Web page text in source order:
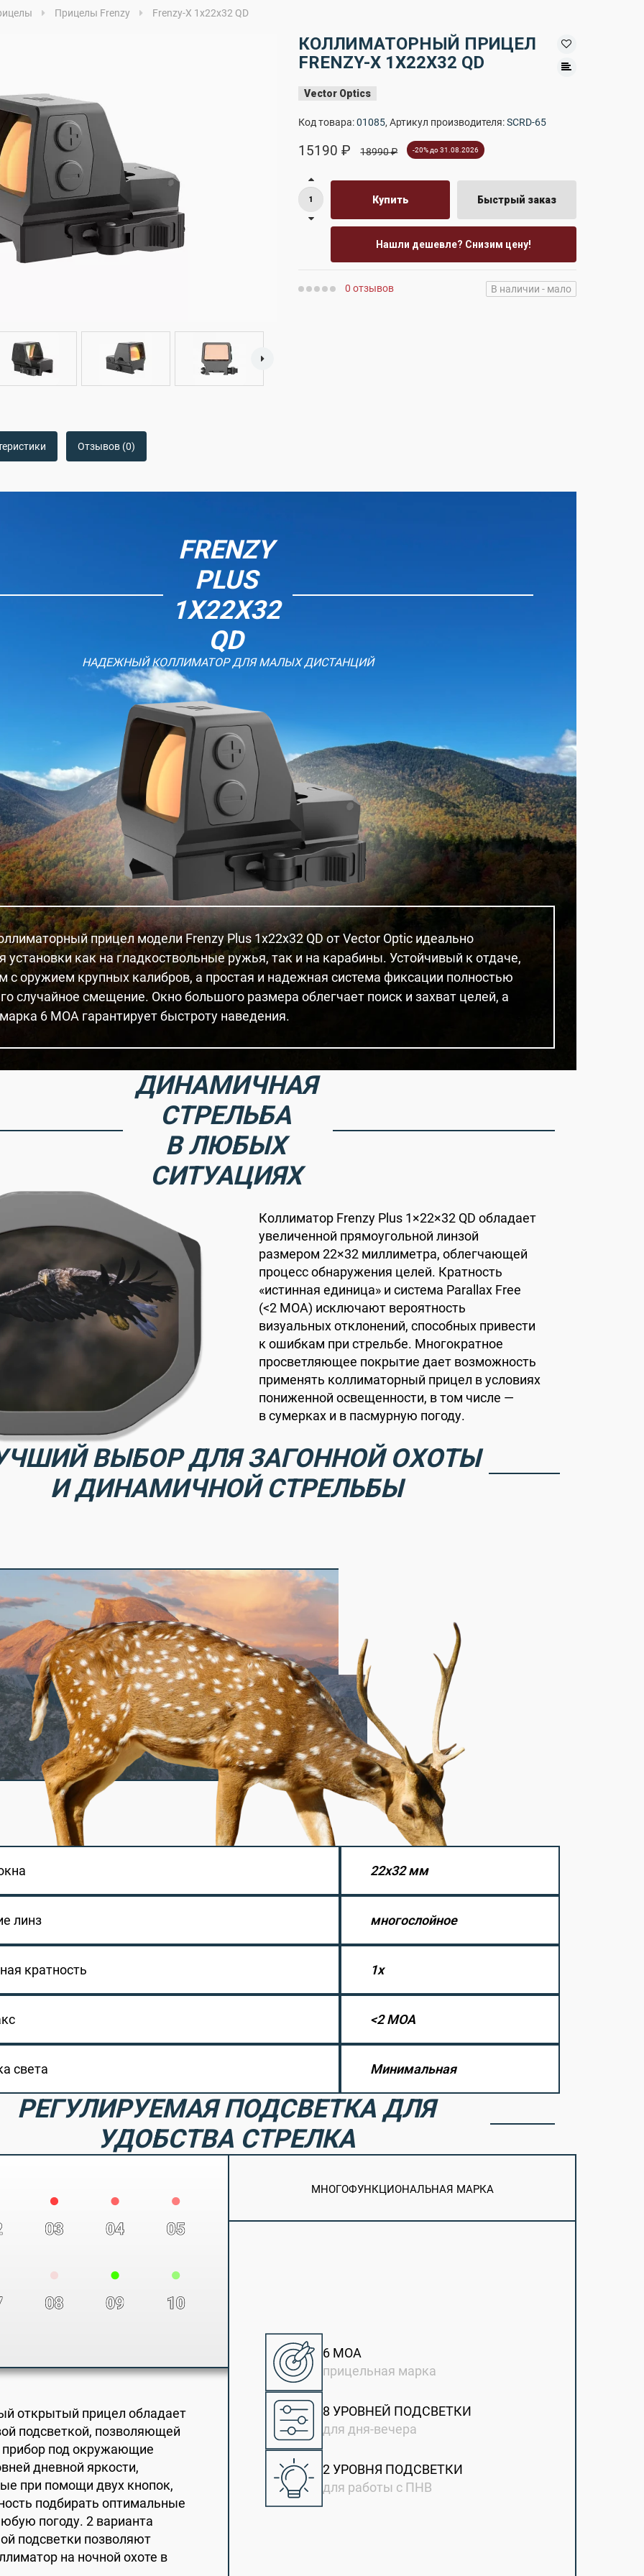
Прицелы Frenzy Frenzy-X 1x22x32 QD
КОЛЛИМАТОРНЫЙ ПРИЦЕЛ
FRENZY-X 1X22X32 QD
Vector Optics
Код товара:01085, Артикул производителя:SCRD-65
15190 ₽ 18990 ₽ -20% до 31.08.2026
Купить Быстрый заказ
Нашли дешевле? Снизим цену!
0 отзывов В наличии - мало
Отзывов (0)
FRENZY
PLUS
1X22X32
QD
НАДЕЖНЫЙ КОЛЛИМАТОР ДЛЯ МАЛЫХ ДИСТАНЦИЙ
прицел модели Frenzy Plus 1x22x32 QD от Vector Optic идеально
установки как на гладкоствольные ружья, так и на карабины. Устойчивый к отдаче,
с оружием крупных калибров, а простая и надежная система фиксации полностью
случайное смещение. Окно большого размера облегчает поиск и захват целей, а
6 MOA гарантирует быстроту наведения.
ДИНАМИЧНАЯ
СТРЕЛЬБА
В ЛЮБЫХ
СИТУАЦИЯХ
Коллиматор Frenzy Plus 1×22×32 QD обладает
увеличенной прямоугольной линзой
размером 22×32 миллиметра, облегчающей
процесс обнаружения целей. Кратность
«истинная единица» и система Parallax Free
(<2 MOA) исключают вероятность
визуальных отклонений, способных привести
к ошибкам при стрельбе. Многократное
просветляющее покрытие дает возможность
применять коллиматорный прицел в условиях
пониженной освещенности, в том числе —
в сумерках и в пасмурную погоду.
ВЫБОР ДЛЯ ЗАГОННОЙ ОХОТЫ
И ДИНАМИЧНОЙ СТРЕЛЬБЫ
22х32 мм
линз многослойное
кратность 1х
<2 МОА
света Минимальная
РЕГУЛИРУЕМАЯ ПОДСВЕТКА ДЛЯ
УДОБСТВА СТРЕЛКА
открытый прицел обладает
подсветкой, позволяющей
прибор под окружающие
дневной яркости,
при помощи двух кнопок,
подбирать оптимальные
погоду. 2 варианта
подсветки позволяют
на ночной охоте в
многофункциональная марка
6 МОА
прицельная марка
8 УРОВНЕЙ ПОДСВЕТКИ
для дня-вечера
2 УРОВНЯ ПОДСВЕТКИ
для работы с ПНВ